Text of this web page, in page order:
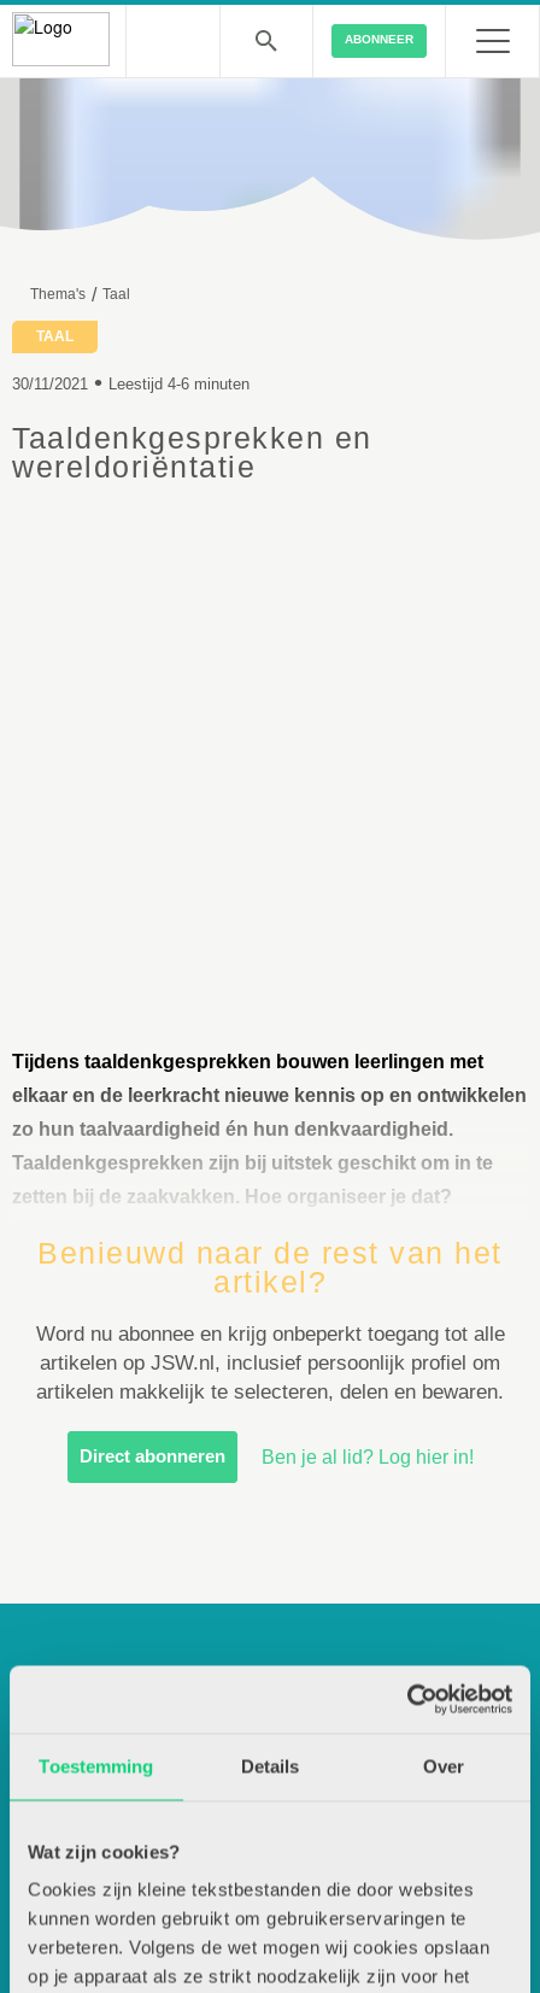
Toestemming Details Over
Wat zijn cookies?
Cookies zijn kleine tekstbestanden die door websites
kunnen worden gebruikt om gebruikerservaringen te
verbeteren. Volgens de wet mogen wij cookies opslaan
op je apparaat als ze strikt noodzakelijk zijn voor het
ABONNEER
Thema's / Taal
TAAL
30/11/2021 • Leestijd 4-6 minuten
Taaldenkgesprekken en
wereldoriëntatie
Tijdens taaldenkgesprekken bouwen leerlingen met
elkaar en de leerkracht nieuwe kennis op en ontwikkelen
zo hun taalvaardigheid én hun denkvaardigheid.
Taaldenkgesprekken zijn bij uitstek geschikt om in te
zetten bij de zaakvakken. Hoe organiseer je dat?
Benieuwd naar de rest van het
artikel?
Word nu abonnee en krijg onbeperkt toegang tot alle
artikelen op JSW.nl, inclusief persoonlijk profiel om
artikelen makkelijk te selecteren, delen en bewaren.
Direct abonneren Ben je al lid? Log hier in!
Uitgeverij Zwijsen
5041 SE Tilburg